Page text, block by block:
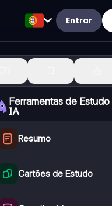
Entrar
Ferramentas de Estudo
IA
Resumo
Cartões de Estudo